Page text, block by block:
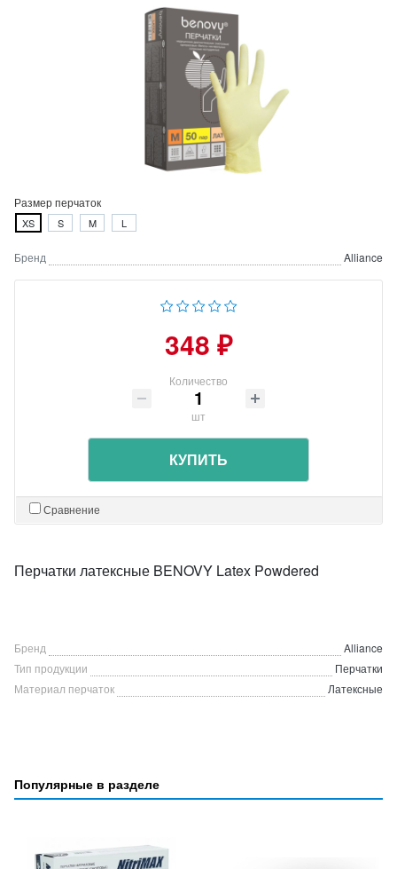
Размер перчаток
XS S M L
Бренд Alliance
348 ₽
Количество
шт
КУПИТЬ
Сравнение
Перчатки латексные BENOVY Latex Powdered
Бренд
Alliance
Тип продукции
Перчатки
Материал перчаток
Латексные
Популярные в разделе